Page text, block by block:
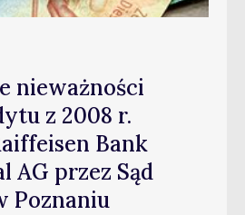
nieważności
z 2008 r.
Bank
AG przez Sąd
Poznaniu